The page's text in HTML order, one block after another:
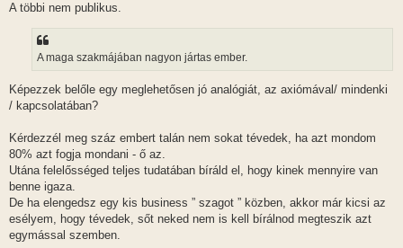
A többi nem publikus.
A maga szakmájában nagyon jártas ember.
Képezzek belőle egy meglehetősen jó analógiát, az axiómával/ mindenki
/ kapcsolatában?
Kérdezzél meg száz embert talán nem sokat tévedek, ha azt mondom
80% azt fogja mondani - ő az.
Utána felelősséged teljes tudatában bíráld el, hogy kinek mennyire van
benne igaza.
De ha elengedsz egy kis business ” szagot ” közben, akkor már kicsi az
esélyem, hogy tévedek, sőt neked nem is kell bírálnod megteszik azt
egymással szemben.